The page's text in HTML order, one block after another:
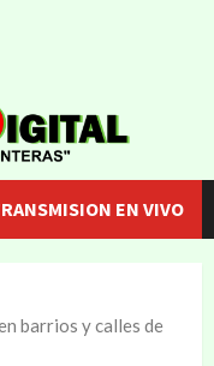
EN VIVO
barrios y calles de